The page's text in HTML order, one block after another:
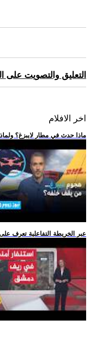
التعليق والتصويت
اخر الافلام
.. ماذا حدث في مطار لايبزغ؟
.. عبر الخريطة التفاعلية تعرف على